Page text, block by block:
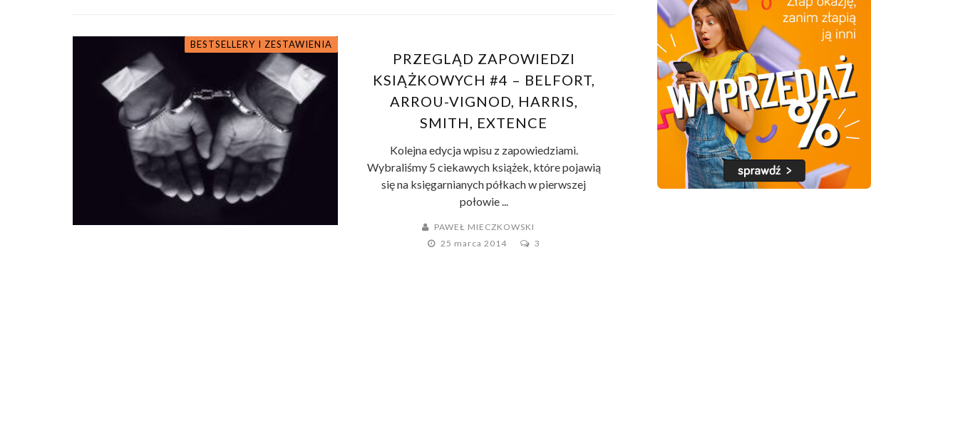
BESTSELLERY I ZESTAWIENIA
PRZEGLĄD ZAPOWIEDZI
KSIĄŻKOWYCH #4 – BELFORT,
ARROU-VIGNOD, HARRIS,
SMITH, EXTENCE
Kolejna edycja wpisu z zapowiedziami.
Wybraliśmy 5 ciekawych książek, które pojawią
się na księgarnianych półkach w pierwszej
połowie ...
PAWEŁ MIECZKOWSKI
25 marca 2014
3